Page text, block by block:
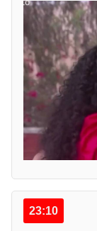
23:10